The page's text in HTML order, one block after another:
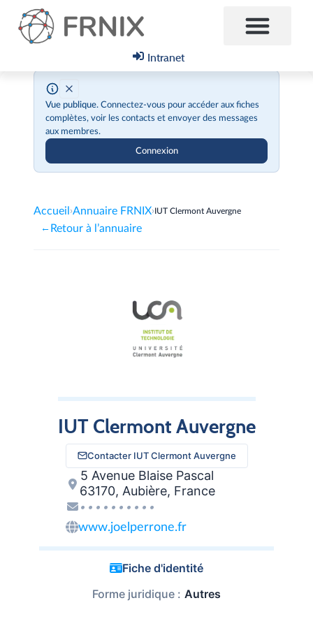
Intranet
Vue publique. Connectez-vous pour accéder aux fiches
complètes, voir les contacts et envoyer des messages
aux membres.
Connexion
Accueil ›Annuaire FRNIX›IUT Clermont Auvergne
← Retour à l’annuaire
IUT Clermont Auvergne
Contacter IUT Clermont Auvergne
5 Avenue Blaise Pascal
63170, Aubière, France
••••••••••
www.joelperrone.fr
Fiche d'identité
Forme juridique : Autres